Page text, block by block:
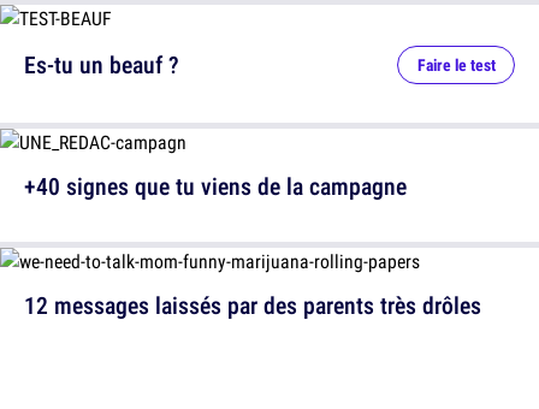
12 messages laissés par des parents très drôles
Es-tu un beauf ? Faire le test
+40 signes que tu viens de la campagne